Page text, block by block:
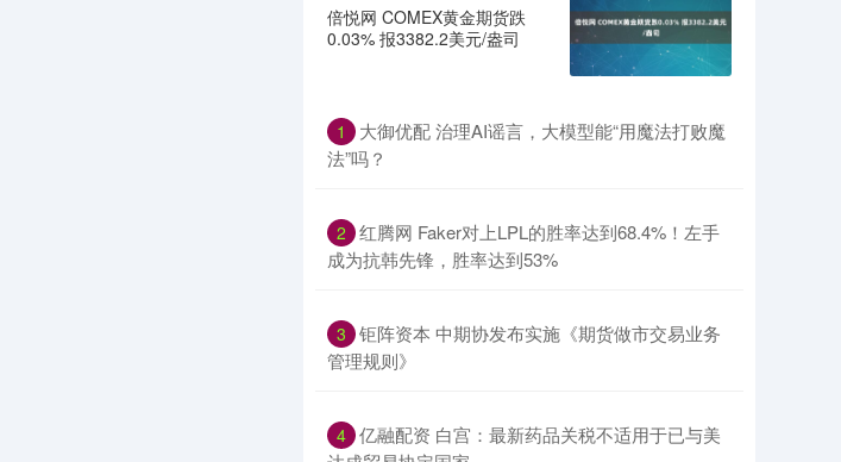
倍悦网 COMEX黄金期货跌
0.03% 报3382.2美元/盎司
1
大御优配 治理AI谣言，大模型能“用魔法打败魔
法”吗？
2 红腾网 Faker对上LPL的胜率达到68.4%！左手
成为抗韩先锋，胜率达到53%
3 钜阵资本 中期协发布实施《期货做市交易业务
管理规则》
4 亿融配资 白宫：最新药品关税不适用于已与美